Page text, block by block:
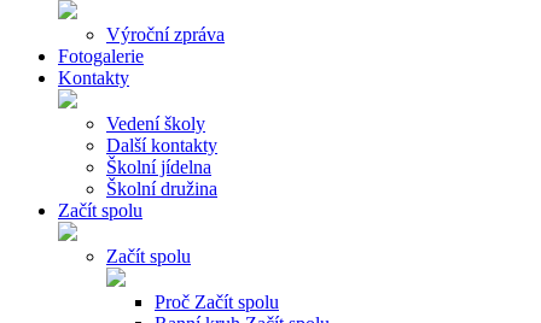
Výroční zpráva
Fotogalerie
Kontakty
Vedení školy
Další kontakty
Školní jídelna
Školní družina
Začít spolu
Začít spolu
Proč Začít spolu